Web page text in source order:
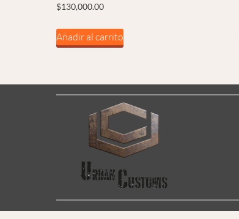
$130,000.00
Añadir al carrito